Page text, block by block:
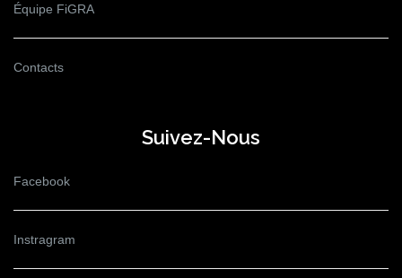
Équipe FiGRA
Contacts
Suivez-Nous
Facebook
Instragram